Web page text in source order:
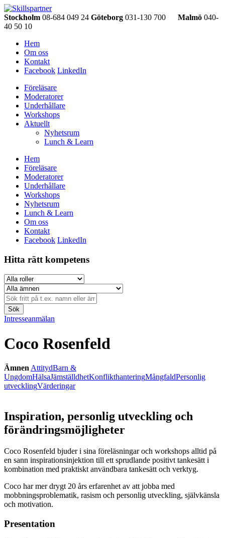
Stockholm 08-684 049 24 Göteborg 031-130 700 Malmö 040-
40 50 10
Hem
Om oss
Kontakt
Facebook LinkedIn
Föreläsare
Moderatorer
Underhållare
Workshops
Aktuellt
Nyhetsrum
Lunch & Learn
Hem
Föreläsare
Moderatorer
Underhållare
Workshops
Nyhetsrum
Lunch & Learn
Om oss
Kontakt
Facebook LinkedIn
Hitta rätt kompetens
Sök
Intresseanmälan
Coco Rosenfeld
Ämnen AttitydBarn &
UngdomHälsaJämställdhetKonflikthanteringMångfaldPersonlig
utvecklingVärderingar
Inspiration, personlig utveckling och
förändringsmöjligheter
Coco Rosenfeld bjuder i sina föreläsningar och workshops alltid på
en sann inspirationsinjektion till ett sprudlande positivt tankesätt i
kombination med praktiskt användbara tankesätt och verktyg.
Coco har mer drygt 20 års erfarenhet av att jobba med
mobbningsproblematik, rasism och personlig utveckling, självkänsla
och motivation.
Presentation